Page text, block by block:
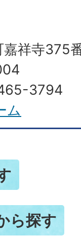
祥寺375
3794
ム
ら探す